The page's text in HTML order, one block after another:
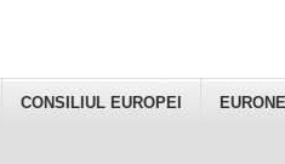
CONSILIUL EUROPEI